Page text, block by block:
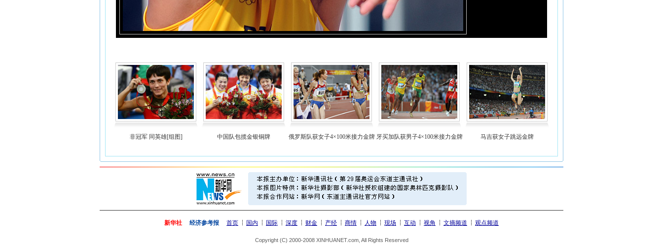
非冠军 同英雄[组图] 中国队包揽金银铜牌 俄罗斯队获女子4×100米接力金牌 牙买加队获男子4×100米接力金牌 马吉获女子跳远金牌
新华社 经济参考报 首页 国内 国际 深度 财金 产经 商情 人物 现场 互动 视角 文摘频道 观点频道
Copyright (C) 2000-2008 XINHUANET.com, All Rights Reserved